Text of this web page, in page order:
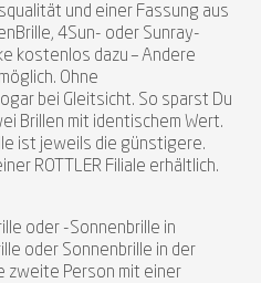
und einer Fassung aus
4Sun- oder Sunray-
kostenlos dazu – Andere
Ohne
bei Gleitsicht. So sparst Du
Brillen mit identischem Wert.
ist jeweils die günstigere.
ROTTLER Filiale erhältlich.
oder -Sonnenbrille in
oder Sonnenbrille in der
zweite Person mit einer